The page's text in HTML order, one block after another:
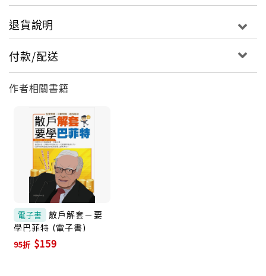
退貨說明
付款/配送
作者相關書籍
電子書
散戶解套－要
學巴菲特 (電子書)
95折 $159